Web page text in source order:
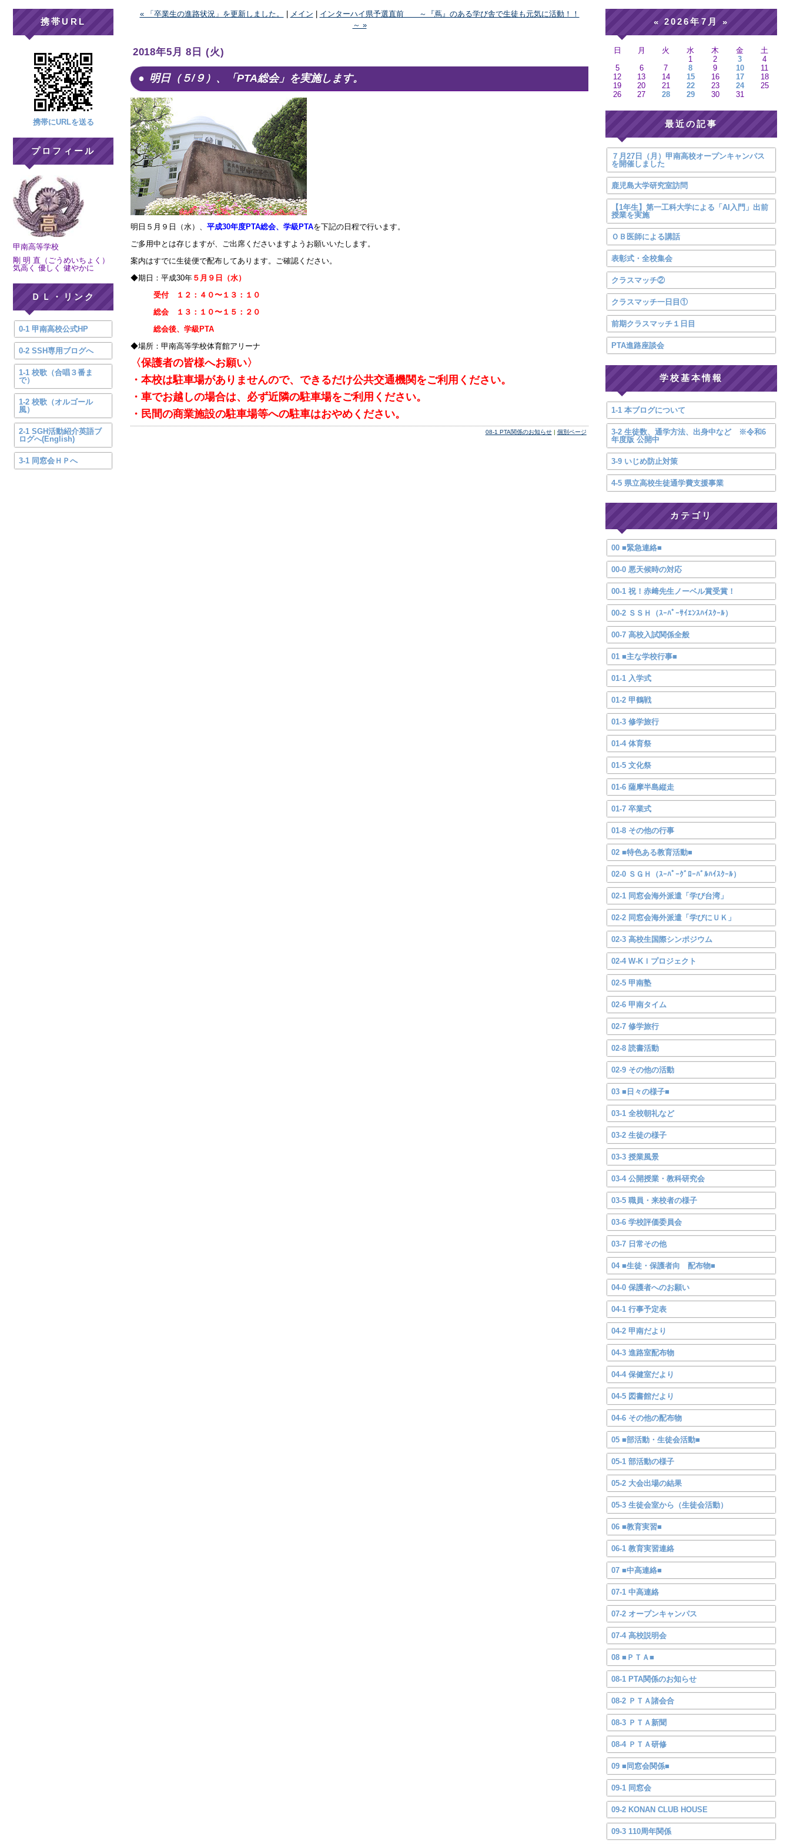
携帯URL
携帯にURLを送る
プロフィール
甲南高等学校
剛 明 直（ごうめいちょく）
気高く 優しく 健やかに
ＤＬ・リンク
0-1 甲南高校公式HP
0-2 SSH専用ブログへ
1-1 校歌（合唱３番ま
で）
1-2 校歌（オルゴール
風）
2-1 SGH活動紹介英語ブ
ログへ(English)
3-1 同窓会ＨＰへ
« 「卒業生の進路状況」を更新しました。 メイン
インターハイ県予選直前 ～『蔦』のある学び舎で生徒も元気に活動！！
～ »
2018年5月 8日 (火)
明日（５/９）、「PTA総会」を実施します。
明日５月９日（水）、平成30年度PTA総会、学級PTAを下記の日程で行います。
ご多用中とは存じますが、ご出席くださいますようお願いいたします。
案内はすでに生徒便で配布してあります。ご確認ください。
◆期日：平成30年 ５月９日（水）
受付 １２：４０〜１３：１０
総会 １３：１０〜１５：２０
総会後、学級PTA
◆場所：甲南高等学校体育館アリーナ
〈保護者の皆様へお願い〉
・本校は駐車場がありませんので、できるだけ公共交通機関をご利用ください。
・車でお越しの場合は、必ず近隣の駐車場をご利用ください。
・民間の商業施設の駐車場等への駐車はおやめください。
08-1 PTA関係のお知らせ | 個別ページ
«2026年7月 »
日 月 火 水 木 金
土
1
2 3
4
5
6 7 8 9 10
11
12
13 14 15 16 17
18
19
20 21 22 23 24
25
26
27 28 29 30 31
最近の記事
７月27日（月）甲南高校オープンキャンパス
を開催しました
鹿児島大学研究室訪問
【1年生】第一工科大学による「AI入門」出前
授業を実施
ＯＢ医師による講話
表彰式・全校集会
クラスマッチ②
クラスマッチ一日目①
前期クラスマッチ１日目
PTA進路座談会
学校基本情報
1-1 本ブログについて
3-2 生徒数、通学方法、出身中など ※令和6
年度版 公開中
3-9 いじめ防止対策
4-5 県立高校生徒通学費支援事業
カテゴリ
00 ■緊急連絡■
00-0 悪天候時の対応
00-1 祝！赤﨑先生ノーベル賞受賞！
00-2 ＳＳＨ（ｽｰﾊﾟｰｻｲｴﾝｽﾊｲｽｸｰﾙ）
00-7 高校入試関係全般
01 ■主な学校行事■
01-1 入学式
01-2 甲鶴戦
01-3 修学旅行
01-4 体育祭
01-5 文化祭
01-6 薩摩半島縦走
01-7 卒業式
01-8 その他の行事
02 ■特色ある教育活動■
02-0 ＳＧＨ（ｽｰﾊﾟｰｸﾞﾛｰﾊﾞﾙﾊｲｽｸｰﾙ）
02-1 同窓会海外派遣「学び台湾」
02-2 同窓会海外派遣「学びにＵＫ」
02-3 高校生国際シンポジウム
02-4 W-KＩプロジェクト
02-5 甲南塾
02-6 甲南タイム
02-7 修学旅行
02-8 読書活動
02-9 その他の活動
03 ■日々の様子■
03-1 全校朝礼など
03-2 生徒の様子
03-3 授業風景
03-4 公開授業・教科研究会
03-5 職員・来校者の様子
03-6 学校評価委員会
03-7 日常その他
04 ■生徒・保護者向 配布物■
04-0 保護者へのお願い
04-1 行事予定表
04-2 甲南だより
04-3 進路室配布物
04-4 保健室だより
04-5 図書館だより
04-6 その他の配布物
05 ■部活動・生徒会活動■
05-1 部活動の様子
05-2 大会出場の結果
05-3 生徒会室から（生徒会活動）
06 ■教育実習■
06-1 教育実習連絡
07 ■中高連絡■
07-1 中高連絡
07-2 オープンキャンパス
07-4 高校説明会
08 ■ＰＴＡ■
08-1 PTA関係のお知らせ
08-2 ＰＴＡ諸会合
08-3 ＰＴＡ新聞
08-4 ＰＴＡ研修
09 ■同窓会関係■
09-1 同窓会
09-2 KONAN CLUB HOUSE
09-3 110周年関係